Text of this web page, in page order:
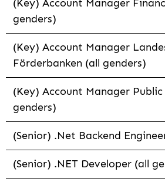
(Key) Account Manager
genders)
(Key) Account Manager
Förderbanken (all genders)
(Key) Account Manager
genders)
(Senior) .Net Backend
(Senior) .NET Developer (all